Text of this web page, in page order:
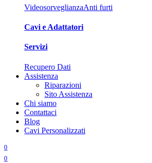
VideosorveglianzaAnti furti
Cavi e Adattatori
Servizi
Recupero Dati
Assistenza
Riparazioni
Sito Assistenza
Chi siamo
Contattaci
Blog
Cavi Personalizzati
0
0